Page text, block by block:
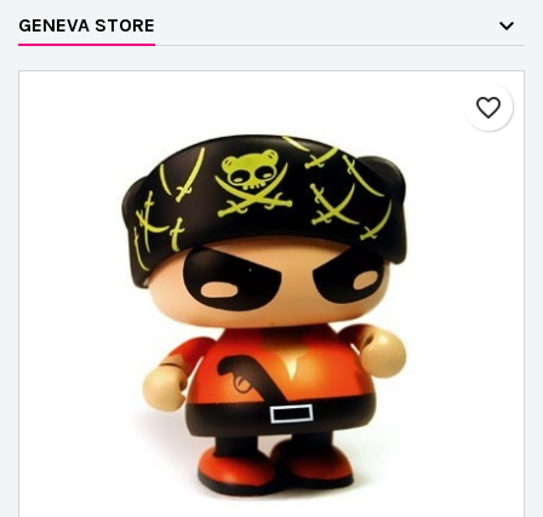
GENEVA STORE
favorite_border